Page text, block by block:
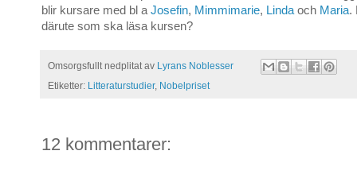
blir kursare med bl aJosefin, Mimmimarie, Lindaoch Maria.
därute som ska läsa kursen?
Omsorgsfullt nedplitat av Lyrans Noblesser
Etiketter: Litteraturstudier, Nobelpriset
12 kommentarer: